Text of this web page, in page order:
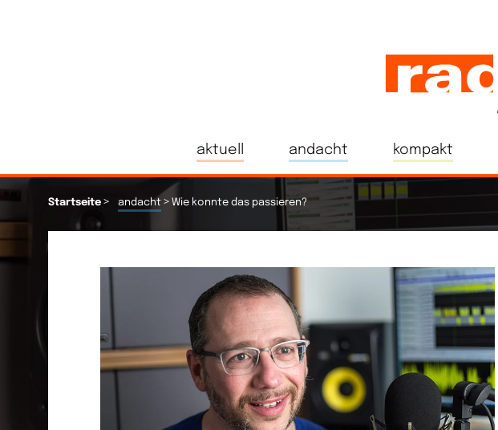
aktuell andacht kompakt
Startseite > andacht > Wie konnte das passieren?